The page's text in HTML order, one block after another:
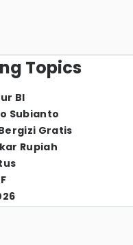
Topics
BI
Subianto
Gratis
Rupiah